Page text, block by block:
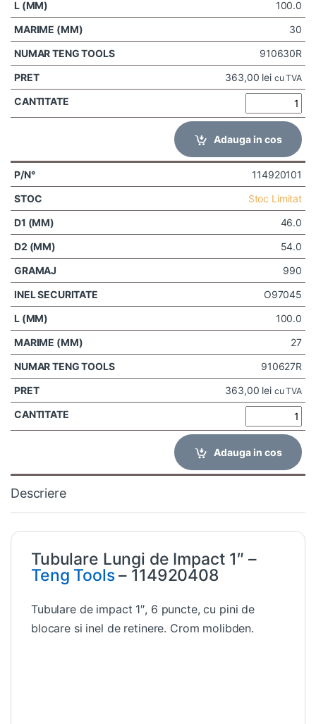
100.0
30
910630R
363,00 lei cu TVA
Adauga in cos
114920101
Stoc Limitat
46.0
54.0
990
O97045
100.0
27
910627R
363,00 lei cu TVA
Adauga in cos
Descriere
Tubulare Lungi de Impact 1″ –
Teng Tools– 114920408
Tubulare de impact 1″, 6 puncte, cu pini de
blocare si inel de retinere. Crom molibden.